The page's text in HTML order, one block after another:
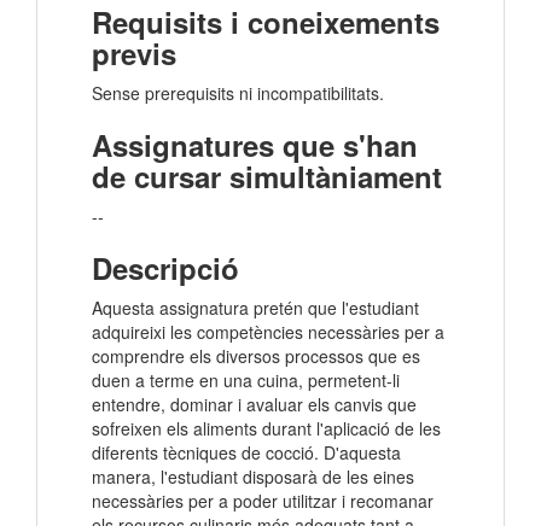
Requisits i coneixements
previs
Sense prerequisits ni incompatibilitats.
Assignatures que s'han
de cursar simultàniament
--
Descripció
Aquesta assignatura pretén que l'estudiant
adquireixi les competències necessàries per a
comprendre els diversos processos que es
duen a terme en una cuina, permetent-li
entendre, dominar i avaluar els canvis que
sofreixen els aliments durant l'aplicació de les
diferents tècniques de cocció. D'aquesta
manera, l'estudiant disposarà de les eines
necessàries per a poder utilitzar i recomanar